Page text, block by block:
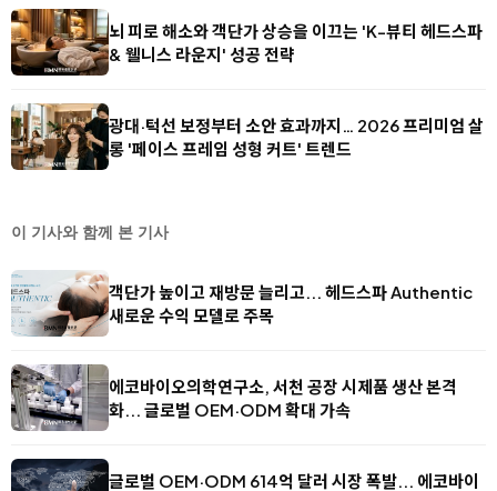
뇌 피로 해소와 객단가 상승을 이끄는 'K-뷰티 헤드스파
& 웰니스 라운지' 성공 전략
광대·턱선 보정부터 소안 효과까지… 2026 프리미엄 살
롱 '페이스 프레임 성형 커트' 트렌드
이 기사와 함께 본 기사
객단가 높이고 재방문 늘리고... 헤드스파 Authentic
새로운 수익 모델로 주목
에코바이오의학연구소, 서천 공장 시제품 생산 본격
화... 글로벌 OEM·ODM 확대 가속
글로벌 OEM·ODM 614억 달러 시장 폭발... 에코바이